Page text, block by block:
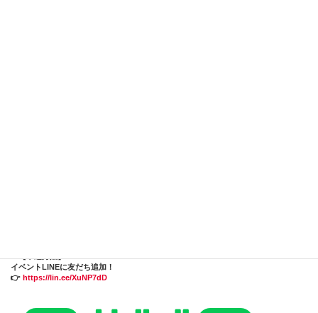
イベントLINEに友だち追加！
👉 https://lin.ee/XuNP7dD